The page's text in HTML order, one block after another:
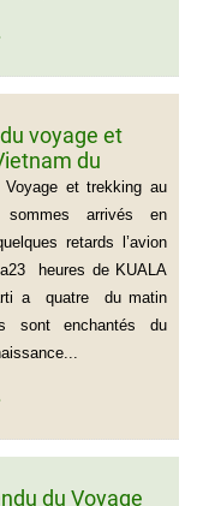
voyage et
du
de Mr Louis
(14
Voyage et trekking au
sommes arrivés en
retards l’avion
heures de KUALA
a quatre du matin
sont enchantés du
du Voyage